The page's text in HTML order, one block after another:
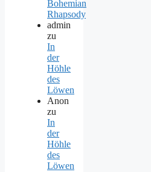
Bohemian
Rhapsody
admin
zu
In
der
Höhle
des
Löwen
Anon
zu
In
der
Höhle
des
Löwen